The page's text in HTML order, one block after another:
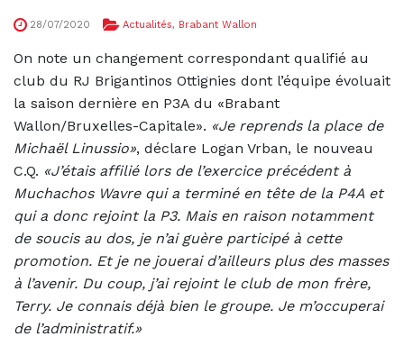
28/07/2020 Actualités, Brabant Wallon
On note un changement correspondant qualifié au
club du RJ Brigantinos Ottignies dont l’équipe évoluait
la saison dernière en P3A du «Brabant
Wallon/Bruxelles-Capitale». «Je reprends la place de
Michaël Linussio», déclare Logan Vrban, le nouveau
C.Q. «J’étais affilié lors de l’exercice précédent à
Muchachos Wavre qui a terminé en tête de la P4A et
qui a donc rejoint la P3. Mais en raison notamment
de soucis au dos, je n’ai guère participé à cette
promotion. Et je ne jouerai d’ailleurs plus des masses
à l’avenir. Du coup, j’ai rejoint le club de mon frère,
Terry. Je connais déjà bien le groupe. Je m’occuperai
de l’administratif.»